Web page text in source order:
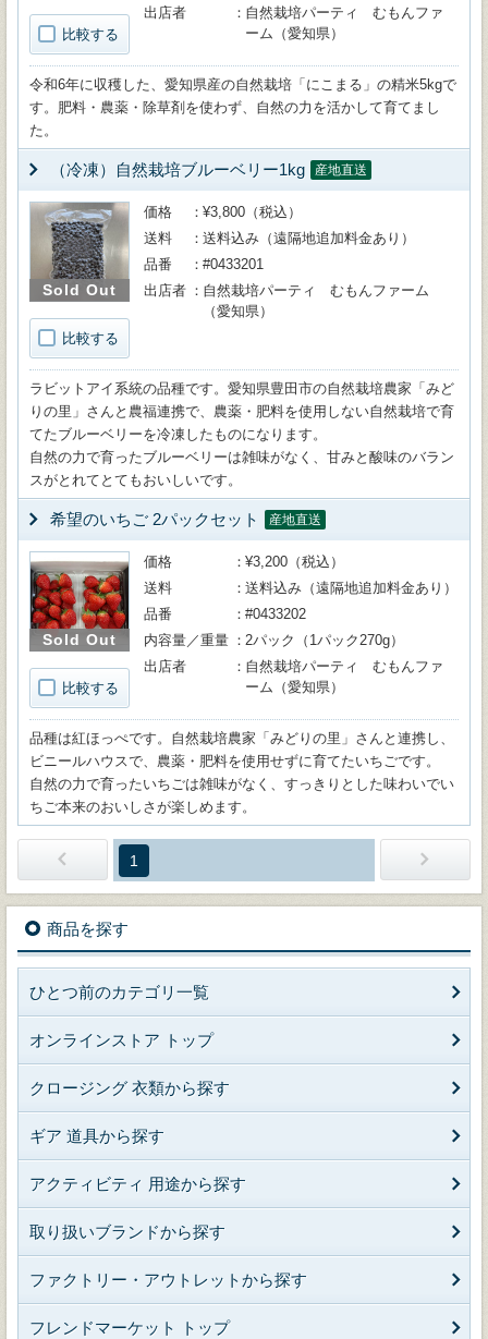
比較する
出店者
自然栽培パーティ むもんファ
ーム（愛知県）
令和6年に収穫した、愛知県産の自然栽培「にこまる」の精米5kgで
す。肥料・農薬・除草剤を使わず、自然の力を活かして育てまし
た。
（冷凍）自然栽培ブルーベリー1kg 産地直送
Sold Out
比較する
価格
¥3,800（税込）
送料
送料込み（遠隔地追加料金あり）
品番
#0433201
出店者
自然栽培パーティ むもんファーム
（愛知県）
ラビットアイ系統の品種です。愛知県豊田市の自然栽培農家「みど
りの里」さんと農福連携で、農薬・肥料を使用しない自然栽培で育
てたブルーベリーを冷凍したものになります。
自然の力で育ったブルーベリーは雑味がなく、甘みと酸味のバラン
スがとれてとてもおいしいです。
希望のいちご 2パックセット 産地直送
Sold Out
比較する
価格
¥3,200（税込）
送料
送料込み（遠隔地追加料金あり）
品番
#0433202
内容量／重量
2パック（1パック270g）
出店者
自然栽培パーティ むもんファ
ーム（愛知県）
品種は紅ほっぺです。自然栽培農家「みどりの里」さんと連携し、
ビニールハウスで、農薬・肥料を使用せずに育てたいちごです。
自然の力で育ったいちごは雑味がなく、すっきりとした味わいでい
ちご本来のおいしさが楽しめます。
1
商品を探す
ひとつ前のカテゴリ一覧
オンラインストア トップ
クロージング 衣類から探す
ギア 道具から探す
アクティビティ 用途から探す
取り扱いブランドから探す
ファクトリー・アウトレットから探す
フレンドマーケット トップ